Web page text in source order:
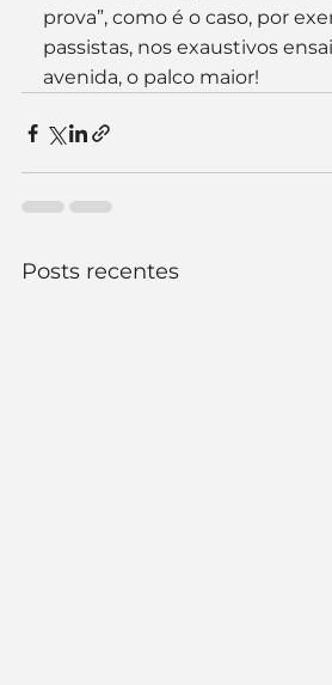
prova”, como é o caso, por
passistas, nos exaustivos
avenida, o palco maior!
Posts recentes